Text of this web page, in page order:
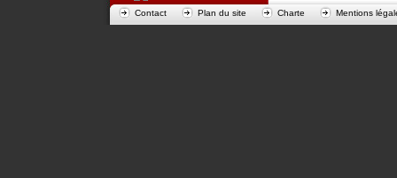
Contact Plan du site Charte Mentions